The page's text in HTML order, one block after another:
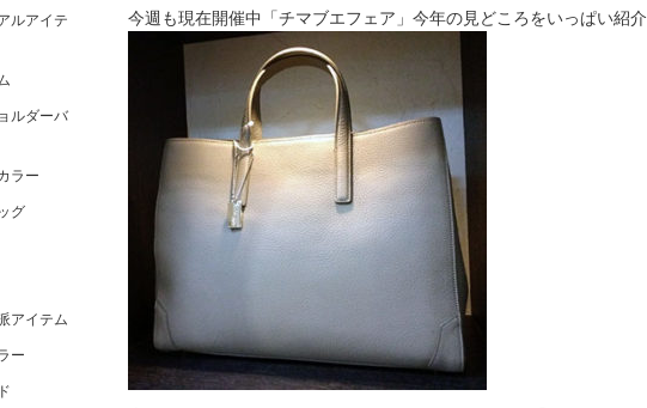
ルアイテ
ルダーバ
ラー
グ
アイテム
ー
今週も現在開催中「チマブエフェア」今年の見どころをいっぱい紹